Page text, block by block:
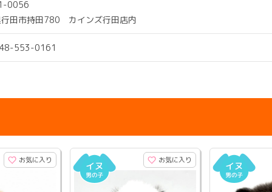
0056
行田市持田780 カインズ行田店内
553-0161
お気に入り お気に入り